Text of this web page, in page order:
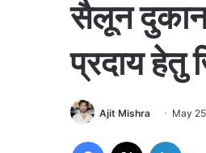
सैलून
प्रदाय हेतु
Ajit Mishra May
Facebook